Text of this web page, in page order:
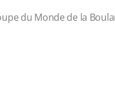
du Monde de la